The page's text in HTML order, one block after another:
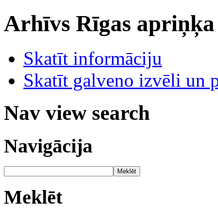
Arhīvs Rīgas
Skatīt informāciju
Skatīt galveno izvēli un
Nav view search
Navigācija
Meklēt
Meklēt